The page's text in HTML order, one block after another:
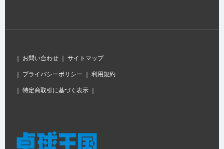
｜ お問い合わせ ｜ サイトマップ
｜ プライバシーポリシー ｜ 利用規約
｜ 特定商取引に基づく表示 ｜